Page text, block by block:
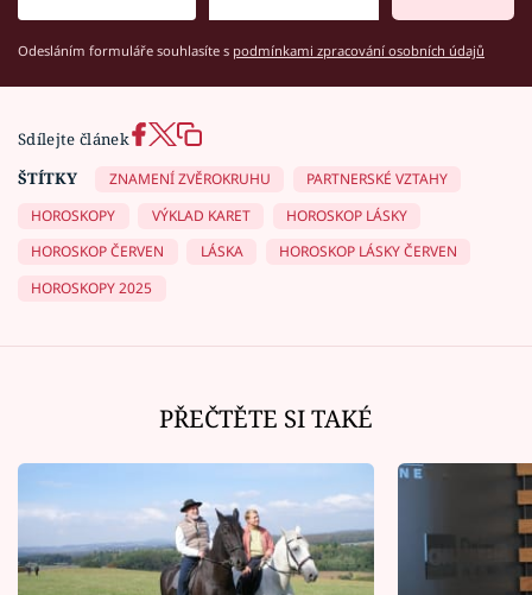
Odesláním formuláře souhlasíte s podmínkami zpracování osobních údajů
Sdílejte článek
ŠTÍTKY
ZNAMENÍ ZVĚROKRUHU
PARTNERSKÉ VZTAHY
HOROSKOPY
VÝKLAD KARET
HOROSKOP LÁSKY
HOROSKOP ČERVEN
LÁSKA
HOROSKOP LÁSKY ČERVEN
HOROSKOPY 2025
PŘEČTĚTE SI TAKÉ